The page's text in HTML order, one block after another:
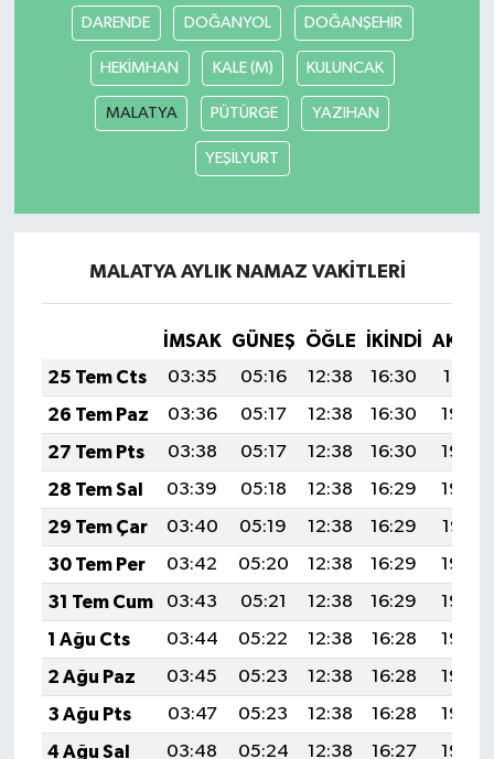
DARENDE DOĞANYOL DOĞANŞEHİR
HEKİMHAN KALE (M) KULUNCAK
MALATYA PÜTÜRGE YAZIHAN
YEŞİLYURT
MALATYA AYLIK NAMAZ VAKITLERI
İMSAK GÜNEŞ ÖĞLE İKINDI
25 Tem Cts
03:35 05:16 12:38 16:30
19:51
26 Tem Paz
03:36 05:17 12:38 16:30
19:50
27 Tem Pts
03:38 05:17 12:38 16:30
19:49
28 Tem Sal
03:39 05:18 12:38 16:29
19:48
29 Tem Çar
03:40 05:19 12:38 16:29
19:47
30 Tem Per
03:42 05:20 12:38 16:29
19:46
31 Tem Cum
03:43 05:21 12:38 16:29
19:46
1 Ağu Cts
03:44 05:22 12:38 16:28
19:45
2 Ağu Paz
03:45 05:23 12:38 16:28
19:44
3 Ağu Pts
03:47 05:23 12:38 16:28
19:43
4 Ağu Sal
03:48 05:24 12:38 16:27
19:42